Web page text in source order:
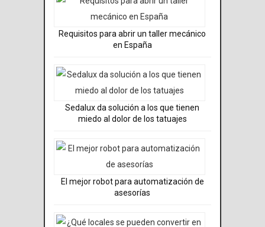
Requisitos para abrir un taller mecánico
en España
Sedalux da solución a los que tienen
miedo al dolor de los tatuajes
El mejor robot para automatización de
asesorías